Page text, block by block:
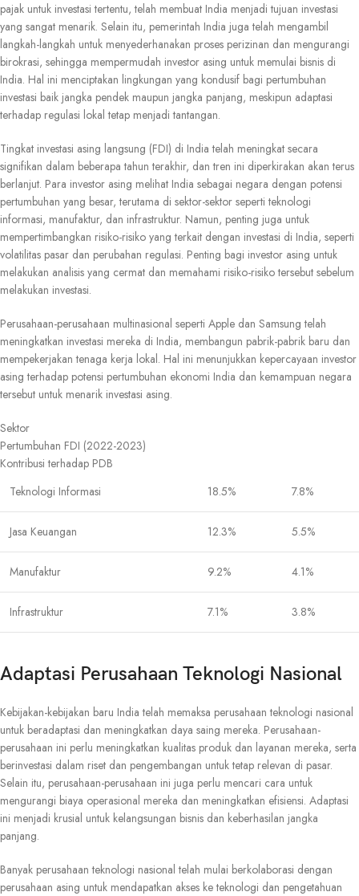
pajak untuk investasi tertentu, telah membuat India menjadi tujuan investasi
yang sangat menarik. Selain itu, pemerintah India juga telah mengambil
langkah-langkah untuk menyederhanakan proses perizinan dan mengurangi
birokrasi, sehingga mempermudah investor asing untuk memulai bisnis di
India. Hal ini menciptakan lingkungan yang kondusif bagi pertumbuhan
investasi baik jangka pendek maupun jangka panjang, meskipun adaptasi
terhadap regulasi lokal tetap menjadi tantangan.
Tingkat investasi asing langsung (FDI) di India telah meningkat secara
signifikan dalam beberapa tahun terakhir, dan tren ini diperkirakan akan terus
berlanjut. Para investor asing melihat India sebagai negara dengan potensi
pertumbuhan yang besar, terutama di sektor-sektor seperti teknologi
informasi, manufaktur, dan infrastruktur. Namun, penting juga untuk
mempertimbangkan risiko-risiko yang terkait dengan investasi di India, seperti
volatilitas pasar dan perubahan regulasi. Penting bagi investor asing untuk
melakukan analisis yang cermat dan memahami risiko-risiko tersebut sebelum
melakukan investasi.
Perusahaan-perusahaan multinasional seperti Apple dan Samsung telah
meningkatkan investasi mereka di India, membangun pabrik-pabrik baru dan
mempekerjakan tenaga kerja lokal. Hal ini menunjukkan kepercayaan investor
asing terhadap potensi pertumbuhan ekonomi India dan kemampuan negara
tersebut untuk menarik investasi asing.
Sektor
Pertumbuhan FDI (2022-2023)
Kontribusi terhadap PDB
Teknologi Informasi
18.5% 7.8%
Jasa Keuangan 12.3% 5.5%
Manufaktur 9.2% 4.1%
Infrastruktur 7.1% 3.8%
Adaptasi Perusahaan Teknologi Nasional
Kebijakan-kebijakan baru India telah memaksa perusahaan teknologi nasional
untuk beradaptasi dan meningkatkan daya saing mereka. Perusahaan-
perusahaan ini perlu meningkatkan kualitas produk dan layanan mereka, serta
berinvestasi dalam riset dan pengembangan untuk tetap relevan di pasar.
Selain itu, perusahaan-perusahaan ini juga perlu mencari cara untuk
mengurangi biaya operasional mereka dan meningkatkan efisiensi. Adaptasi
ini menjadi krusial untuk kelangsungan bisnis dan keberhasilan jangka
panjang.
Banyak perusahaan teknologi nasional telah mulai berkolaborasi dengan
perusahaan asing untuk mendapatkan akses ke teknologi dan pengetahuan